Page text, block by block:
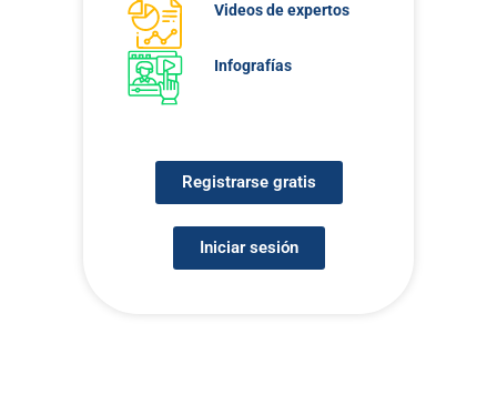
Videos de expertos
Infografías
Registrarse gratis
Iniciar sesión